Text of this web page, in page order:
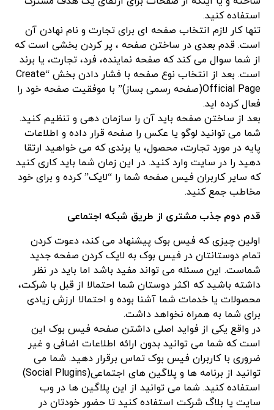
استفاده کنید.
تنها کار لازم انتخاب صفحه ای برای تجارت و نام نهادن آن
است. قدم بعدی در ساختن صفحه ، پر کردن بخشی است که
از شما سوال می کند که صفحه نماینده، فرد، تجارت، یا برند
است. بعد از انتخاب نوع صفحه با فشار دادن بخش “Create
Official Page(صفحه رسمی بساز)” با موفقیت صفحه خود را
فعال کرده اید.
بعد از ساختن صفحه باید آن را سازمان دهی و تنظیم کنید.
شما می توانید لوگو یا عکس را صفحه قرار داده و اطلاعات
پایه در مورد تجارت، محصول، یا برندی که می خواهید ارتقا
دهید را در سایت وارد کنید. در این زمان شما باید کاری کنید
که سایر کاربران فیس صفحه شما را “لایک” کرده و برای خود
مخاطب جمع کنید.
قدم دوم جذب مشتری از طریق شبکه اجتماعی
اولین چیزی که فیس بوک پیشنهاد می کند، دعوت کردن
تمام دوستانتان در فیس بوک به لایک کردن صفحه جدید
شماست. این مسئله می تواند مفید باشد اما باید در نظر
داشته باشید که اکثر دوستان شما احتمالا از قبل با شرکت،
محصولات یا خدمات شما آشنا بوده و احتمالا ارزش زیادی
برای شما به همراه نخواهد داشت.
در واقع یکی از فواید اصلی داشتن صفحه فیس بوک این
است که شما می توانید بدون ارائه اطلاعات اضافی و غیر
ضروری با کاربران فیس بوک تماس برقرار دهید. شما می
توانید از برنامه ها و پلاگین های اجتماعی(Social Plugins)
استفاده کنید. شما می توانید از این پلاگین ها در وب
سایت یا بلاگ شرکت استفاده کنید تا حضور خودتان در